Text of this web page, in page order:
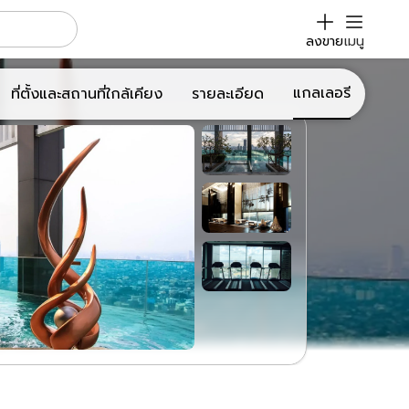
ลงขายเมนู
ที่ตั้งและสถานที่ใกล้เคียง รายละเอียด แกลเลอรี